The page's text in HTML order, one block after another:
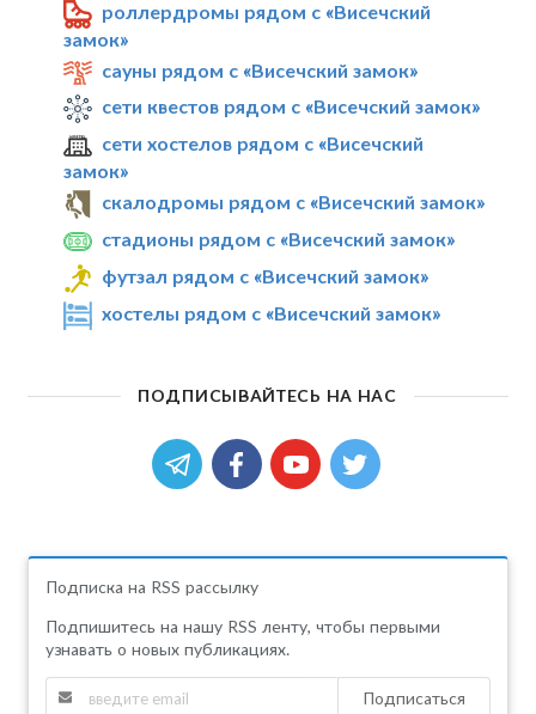
роллердромы рядом с «Висечский
замок»
сауны рядом с «Висечский замок»
сети квестов рядом с «Висечский замок»
сети хостелов рядом с «Висечский
замок»
скалодромы рядом с «Висечский замок»
стадионы рядом с «Висечский замок»
футзал рядом с «Висечский замок»
хостелы рядом с «Висечский замок»
ПОДПИСЫВАЙТЕСЬ НА НАС
Подписка на RSS рассылку
Подпишитесь на нашу RSS ленту, чтобы первыми
узнавать о новых публикациях.
Подписаться